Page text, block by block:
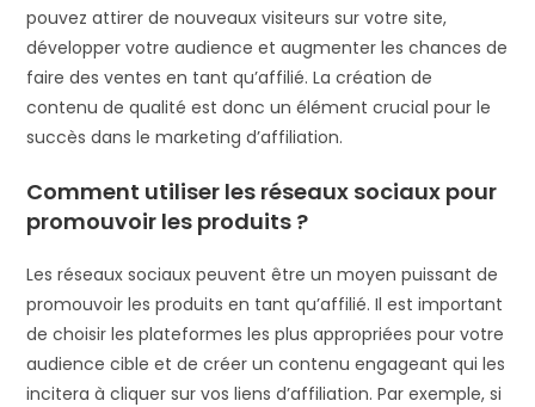
pouvez attirer de nouveaux visiteurs sur votre site,
développer votre audience et augmenter les chances de
faire des ventes en tant qu’affilié. La création de
contenu de qualité est donc un élément crucial pour le
succès dans le marketing d’affiliation.
Comment utiliser les réseaux sociaux pour
promouvoir les produits ?
Les réseaux sociaux peuvent être un moyen puissant de
promouvoir les produits en tant qu’affilié. Il est important
de choisir les plateformes les plus appropriées pour votre
audience cible et de créer un contenu engageant qui les
incitera à cliquer sur vos liens d’affiliation. Par exemple, si